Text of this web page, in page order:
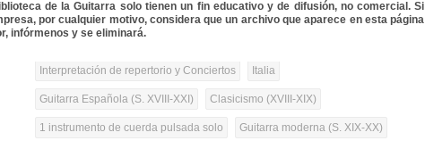
de la Guitarra solo tienen un fin educativo y de difusión, no comercial. Si
por cualquier motivo, considera que un archivo que aparece en esta página
infórmenos y se eliminará.
Interpretación de repertorio y Conciertos Italia
Guitarra Española (S. XVIII-XXI) Clasicismo (XVIII-XIX)
1 instrumento de cuerda pulsada solo Guitarra moderna (S. XIX-XX)